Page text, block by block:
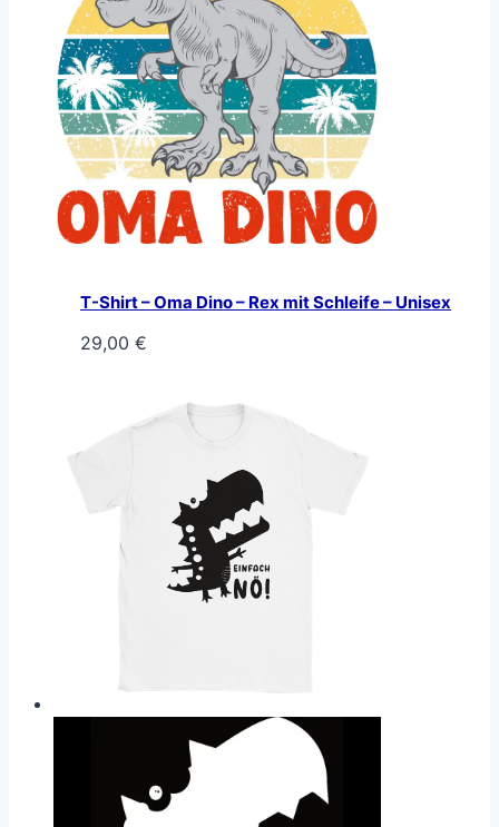
T-Shirt – Oma Dino – Rex mit Schleife – Unisex
29,00 €